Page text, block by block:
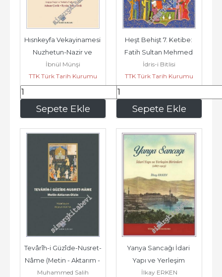
Sepete Ekle
Hısnkeyfa Vekayinamesi
Nuzhetun-Nazir ve
Rahatul-Hatir -        2024
İbnül Münşi
TTK Türk Tarih Kurumu
233,75 Sepete Ekle
Heşt Behişt 7. Ketibe:
Fatih Sultan Mehmed
Devri 1451-1481 -        2024
İdris-i Bitlisi
TTK Türk Tarih Kurumu
156,00
Tevârîh-i Güzîde-Nusret-
Nâme (Metin - Aktarım -
Dizin) -        2022
Muhammed Salih
Yanya Sancağı İdari
Yapı ve Yerleşim
Birimleri (1867 - 1913) -
İlkay ERKEN